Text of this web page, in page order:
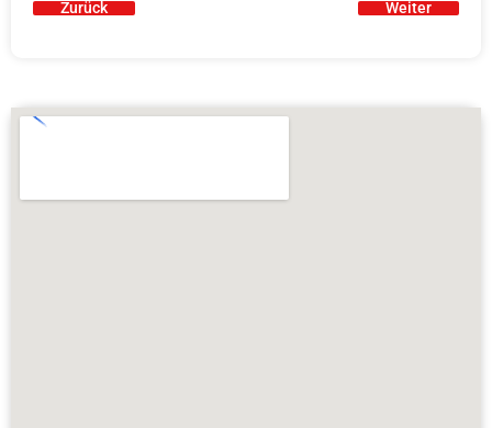
Zurück Weiter